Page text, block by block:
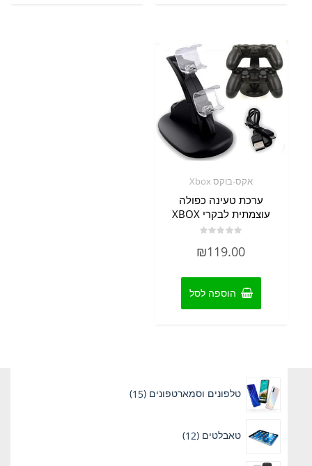
אקס-בוקס Xbox
ערכת טעינה כפולה
עוצמתית לבקרי XBOX
0
₪119.00
הוספה לסל
טלפונים וסמארטפונים 15מוצרים
טאבלטים 12מוצרים